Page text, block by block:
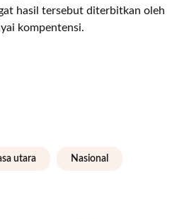
hasil tersebut diterbitkan oleh
kompentensi.
utara Nasional